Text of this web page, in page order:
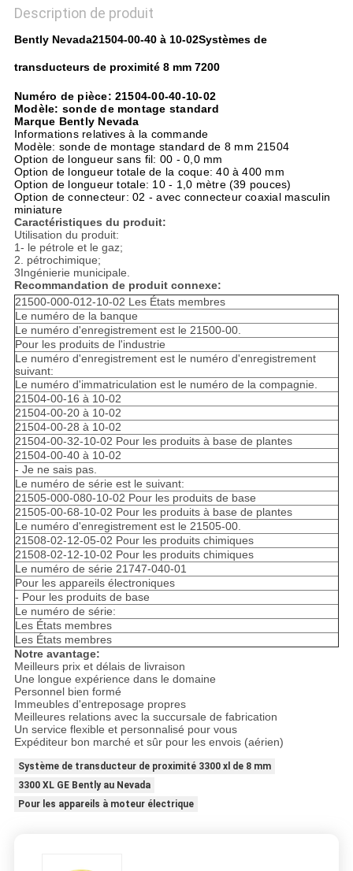
DE
CONFIDENTIALITÉ
Description de produit
Bently Nevada21504-00-40 à 10-02Systèmes de
transducteurs de proximité 8 mm 7200
Numéro de pièce: 21504-00-40-10-02
Modèle: sonde de montage standard
Marque Bently Nevada
Informations relatives à la commande
Modèle: sonde de montage standard de 8 mm 21504
Option de longueur sans fil: 00 - 0,0 mm
Option de longueur totale de la coque: 40 à 400 mm
Option de longueur totale: 10 - 1,0 mètre (39 pouces)
Option de connecteur: 02 - avec connecteur coaxial masculin
miniature
Caractéristiques du produit:
Utilisation du produit:
1- le pétrole et le gaz;
2. pétrochimique;
3Ingénierie municipale.
Recommandation de produit connexe:
21500-000-012-10-02 Les États membres
Le numéro de la banque
Le numéro d'enregistrement est le 21500-00.
Pour les produits de l'industrie
Le numéro d'enregistrement est le numéro d'enregistrement
suivant:
Le numéro d'immatriculation est le numéro de la compagnie.
21504-00-16 à 10-02
21504-00-20 à 10-02
21504-00-28 à 10-02
21504-00-32-10-02 Pour les produits à base de plantes
21504-00-40 à 10-02
- Je ne sais pas.
Le numéro de série est le suivant:
21505-000-080-10-02 Pour les produits de base
21505-00-68-10-02 Pour les produits à base de plantes
Le numéro d'enregistrement est le 21505-00.
21508-02-12-05-02 Pour les produits chimiques
21508-02-12-10-02 Pour les produits chimiques
Le numéro de série 21747-040-01
Pour les appareils électroniques
- Pour les produits de base
Le numéro de série:
Les États membres
Les États membres
Notre avantage:
Meilleurs prix et délais de livraison
Une longue expérience dans le domaine
Personnel bien formé
Immeubles d'entreposage propres
Meilleures relations avec la succursale de fabrication
Un service flexible et personnalisé pour vous
Expéditeur bon marché et sûr pour les envois (aérien)
Système de transducteur de proximité 3300 xl de 8 mm
3300 XL GE Bently au Nevada
Pour les appareils à moteur électrique